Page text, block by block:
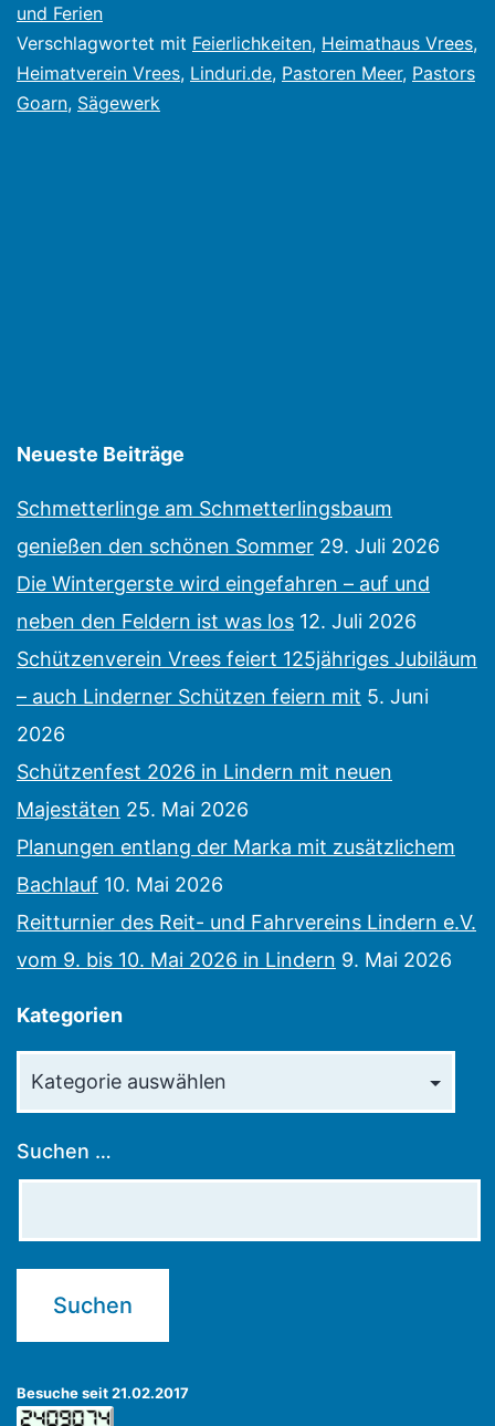
bereits
seit
30
und Ferien
Verschlagwortet mit Feierlichkeiten, Heimathaus Vrees,
Heimatverein Vrees, Linduri.de, Pastoren Meer, Pastors
Goarn, Sägewerk
Neueste Beiträge
Schmetterlinge am Schmetterlingsbaum
genießen den schönen Sommer 29. Juli 2026
Die Wintergerste wird eingefahren – auf und
neben den Feldern ist was los 12. Juli 2026
Schützenverein Vrees feiert 125jähriges Jubiläum
– auch Linderner Schützen feiern mit 5. Juni
2026
Schützenfest 2026 in Lindern mit neuen
Majestäten 25. Mai 2026
Planungen entlang der Marka mit zusätzlichem
Bachlauf 10. Mai 2026
Reitturnier des Reit- und Fahrvereins Lindern e.V.
vom 9. bis 10. Mai 2026 in Lindern 9. Mai 2026
Kategorien
Suchen …
Besuche seit 21.02.2017